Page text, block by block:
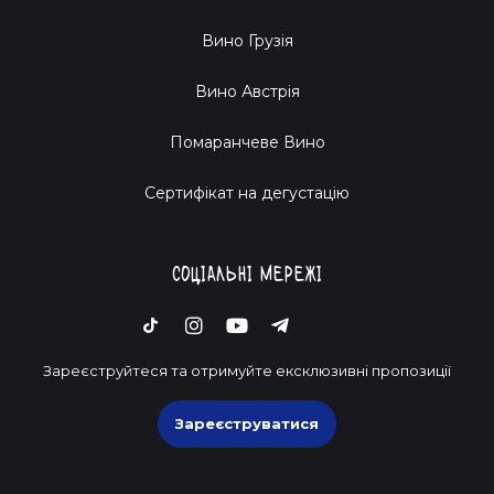
Вино Грузія
Вино Австрія
Помаранчеве Вино
Cертифікат на дегустацію
Соціальні мережі
Зареєструйтеся та отримуйте ексклюзивні пропозиції
Зареєструватися